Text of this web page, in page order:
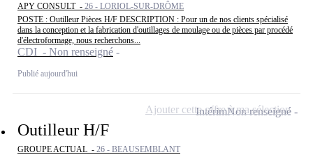
APY CONSULT - 26 - LORIOL-SUR-DRÔME
POSTE : Outilleur Pièces H/F DESCRIPTION : Pour un de nos clients spécialisé
dans la conception et la fabrication d'outillages de moulage ou de pièces par procédé
d'électroformage, nous recherchons...
CDI - Non renseigné
Publié aujourd'hui
Outilleur H/F
GROUPE ACTUAL - 26 - BEAUSEMBLANT
IntérimNon renseigné
Ajouter cette offre à ma sélection